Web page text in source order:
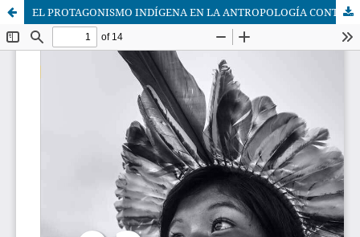
EL PROTAGONISMO INDÍGENA EN LA ANTROPOLOGÍA CONTEMPORÁNEA